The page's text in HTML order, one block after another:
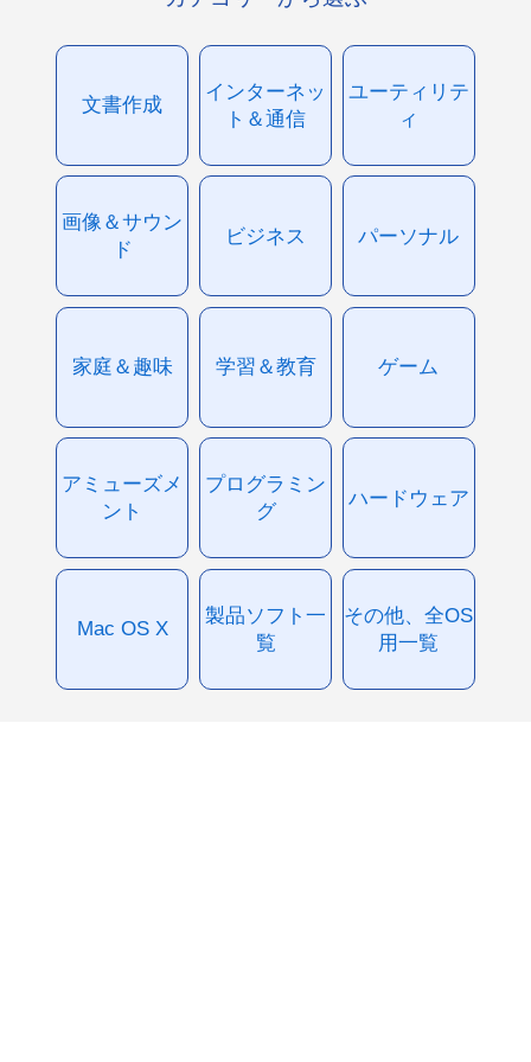
文書作成
インターネッ
ト＆通信
ユーティリテ
ィ
画像＆サウン
ド
ビジネス パーソナル
家庭＆趣味 学習＆教育 ゲーム
アミューズメ
ント
プログラミン
グ
ハードウェア
Mac OS X
製品ソフト一
覧
その他、全OS
用一覧